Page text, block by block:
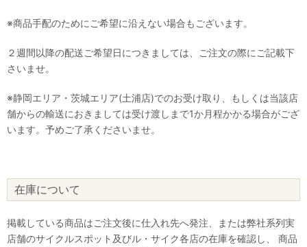
※商品手配のためにご希望に沿えない場合もございます。
２週間以降の配送ご希望日につきましては、ご注文の際にご記載下
さいませ。
※静岡エリア・茨城エリア(土浦店)でのお受け取り、もしくは当該店
舗からの輸送におきましては受け渡しまで1か月程かかる場合がござ
います。予めご了承くださいませ。
在庫について
掲載している商品はご注文後に仕入れ先へ発注、または弊社系列実
店舗のサイクルスポット及びル・サイク各店の在庫を確認し、 商品